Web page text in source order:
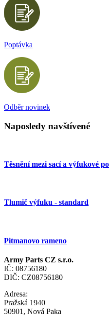
Poptávka
Odběr novinek
Naposledy navštívené
Těsnění mezi sací a výfukové
Tlumič výfuku - standard
Pitmanovo rameno
Army Parts CZ s.r.o.
IČ: 08756180
DIČ: CZ08756180
Adresa:
Pražská 1940
50901, Nová Paka